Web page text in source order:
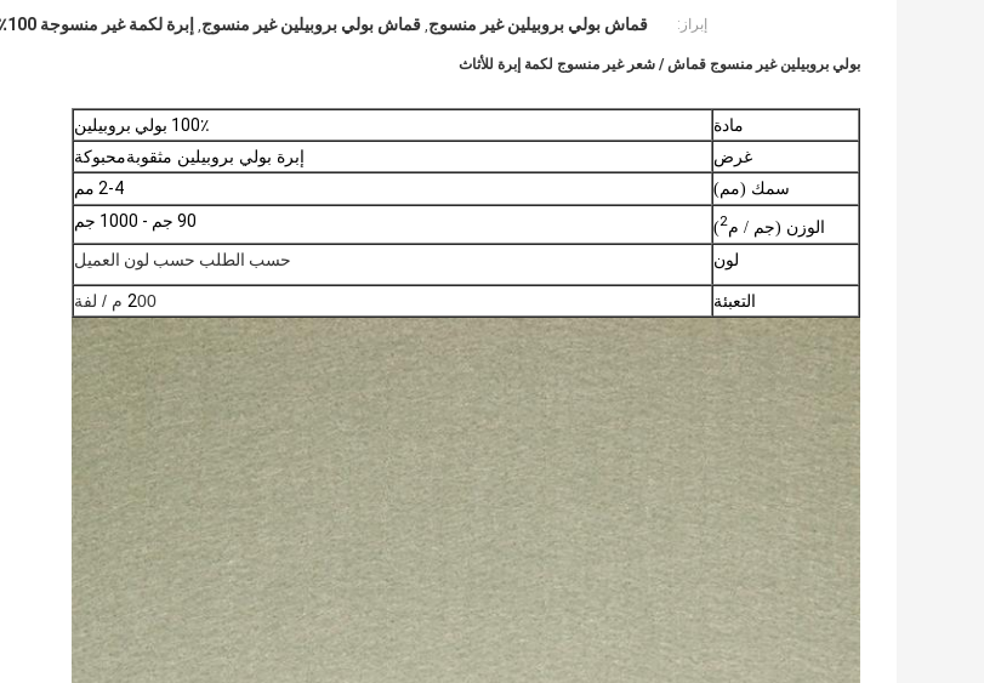
إبراز: قماش بولي بروبيلين غير منسوج, قماش بولي بروبيلين غير منسوج, إبرة لكمة غير منسوجة 100٪ بولي بروبيلين
بولي بروبيلين غير منسوج قماش / شعر غير منسوج لكمة إبرة للأثاث
مادة
100٪ بولي بروبيلين
غرض
إبرة بولي بروبيلين مثقوبةمحبوكة
سمك (مم) 2-4 مم
الوزن (جم / م2
)
90 جم - 1000 جم
لون
حسب الطلب حسب لون العميل
التعبئة 200 م / لفة